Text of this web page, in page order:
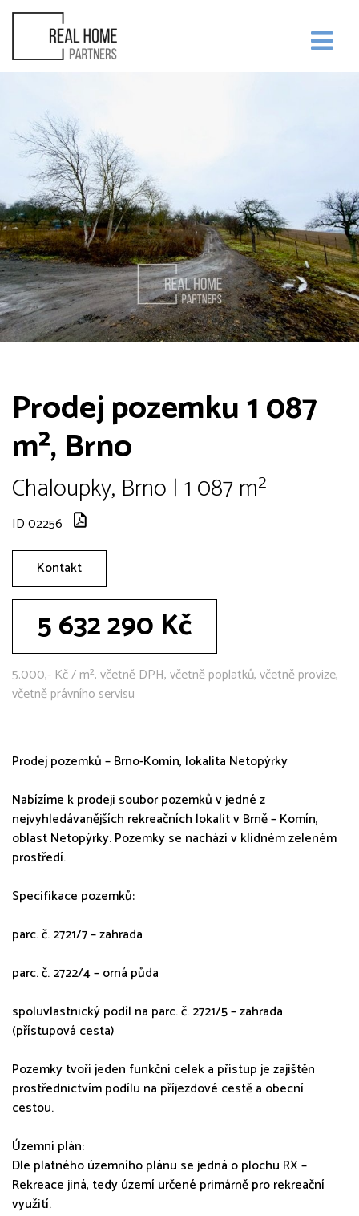
Prodej pozemku 1 087
m², Brno
Chaloupky, Brno | 1 087 m²
ID 02256
Kontakt
5 632 290 Kč
5.000,- Kč / m², včetně DPH, včetně poplatků, včetně provize,
včetně právního servisu
Prodej pozemků – Brno-Komín, lokalita Netopýrky
Nabízíme k prodeji soubor pozemků v jedné z
nejvyhledávanějších rekreačních lokalit v Brně – Komín,
oblast Netopýrky. Pozemky se nachází v klidném zeleném
prostředí.
Specifikace pozemků:
parc. č. 2721/7 – zahrada
parc. č. 2722/4 – orná půda
spoluvlastnický podíl na parc. č. 2721/5 – zahrada
(přístupová cesta)
Pozemky tvoří jeden funkční celek a přístup je zajištěn
prostřednictvím podílu na příjezdové cestě a obecní
cestou.
Územní plán:
Dle platného územního plánu se jedná o plochu RX –
Rekreace jiná, tedy území určené primárně pro rekreační
využití.